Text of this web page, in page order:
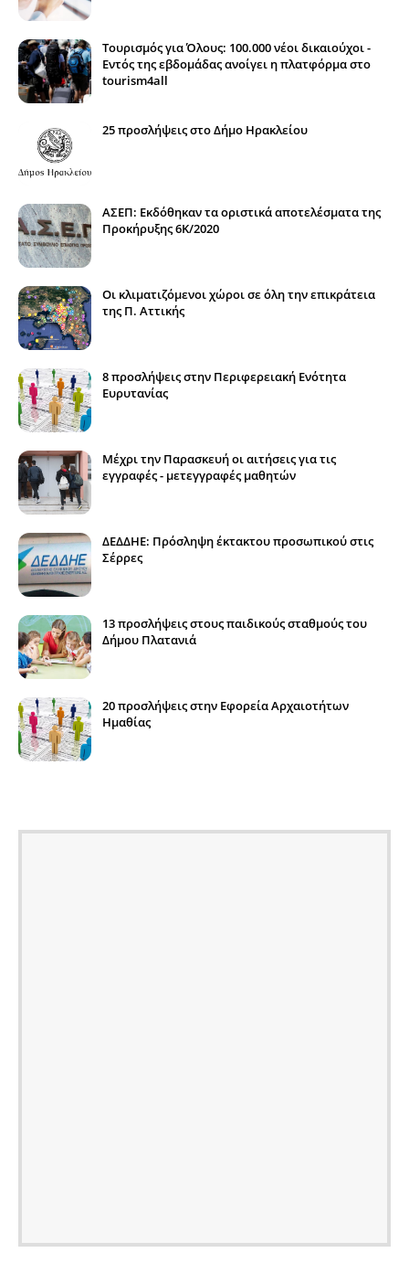
Τουρισμός για Όλους: 100.000 νέοι δικαιούχοι -
Εντός της εβδομάδας ανοίγει η πλατφόρμα στο
tourism4all
25 προσλήψεις στο Δήμο Ηρακλείου
ΑΣΕΠ: Εκδόθηκαν τα οριστικά αποτελέσματα της
Προκήρυξης 6Κ/2020
Οι κλιματιζόμενοι χώροι σε όλη την επικράτεια
της Π. Αττικής
8 προσλήψεις στην Περιφερειακή Ενότητα
Ευρυτανίας
Μέχρι την Παρασκευή οι αιτήσεις για τις
εγγραφές - μετεγγραφές μαθητών
ΔΕΔΔΗΕ: Πρόσληψη έκτακτου προσωπικού στις
Σέρρες
13 προσλήψεις στους παιδικούς σταθμούς του
Δήμου Πλατανιά
20 προσλήψεις στην Εφορεία Αρχαιοτήτων
Ημαθίας